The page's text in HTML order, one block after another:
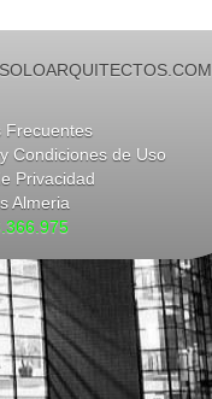
Frecuentes
Condiciones de Uso
Privacidad
Almeria